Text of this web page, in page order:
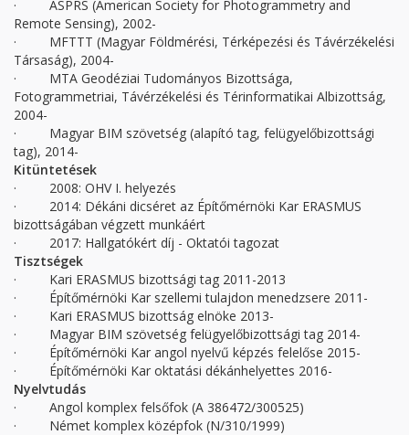
· ASPRS (American Society for Photogrammetry and
Remote Sensing), 2002-
· MFTTT (Magyar Földmérési, Térképezési és Távérzékelési
Társaság), 2004-
· MTA Geodéziai Tudományos Bizottsága,
Fotogrammetriai, Távérzékelési és Térinformatikai Albizottság,
2004-
· Magyar BIM szövetség (alapító tag, felügyelőbizottsági
tag), 2014-
Kitüntetések
· 2008: OHV I. helyezés
· 2014: Dékáni dicséret az Építőmérnöki Kar ERASMUS
bizottságában végzett munkáért
· 2017: Hallgatókért díj - Oktatói tagozat
Tisztségek
· Kari ERASMUS bizottsági tag 2011-2013
· Építőmérnöki Kar szellemi tulajdon menedzsere 2011-
· Kari ERASMUS bizottság elnöke 2013-
· Magyar BIM szövetség felügyelőbizottsági tag 2014-
· Építőmérnöki Kar angol nyelvű képzés felelőse 2015-
· Építőmérnöki Kar oktatási dékánhelyettes 2016-
Nyelvtudás
· Angol komplex felsőfok (A 386472/300525)
· Német komplex középfok (N/310/1999)